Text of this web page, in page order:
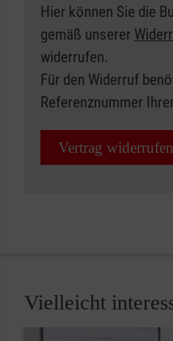
Hier können Sie die
gemäß unserer
widerrufen.
Für den Widerruf
Referenznummer
Vertrag
Vielleicht